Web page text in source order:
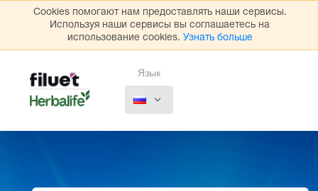
Cookies помогают нам предоставлять наши сервисы.
Используя наши сервисы вы соглашаетесь на
использование cookies. Узнать больше
Язык